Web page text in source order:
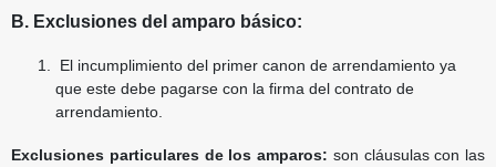
B. Exclusiones del amparo básico:
El incumplimiento del primer canon de arrendamiento ya
que este debe pagarse con la firma del contrato de
arrendamiento.
Exclusiones particulares de los amparos: son cláusulas con las